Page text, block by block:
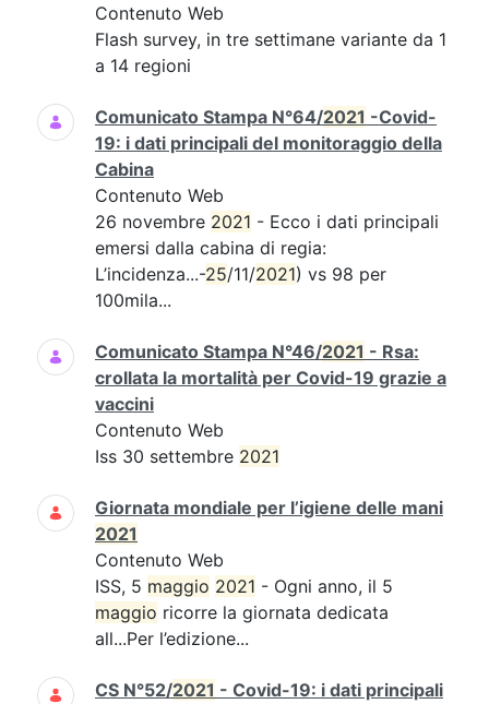
Contenuto Web
Flash survey, in tre settimane variante da 1
a 14 regioni
Comunicato Stampa N°64/2021 -Covid-
19: i dati principali del monitoraggio della
Cabina
Contenuto Web
26 novembre 2021 - Ecco i dati principali
emersi dalla cabina di regia:
L’incidenza...-25/11/2021) vs 98 per
100mila...
Comunicato Stampa N°46/2021 - Rsa:
crollata la mortalità per Covid-19 grazie a
vaccini
Contenuto Web
Iss 30 settembre 2021
Giornata mondiale per l’igiene delle mani
2021
Contenuto Web
ISS, 5 maggio 2021 - Ogni anno, il 5
maggio ricorre la giornata dedicata
all...Per l’edizione...
CS N°52/2021 - Covid-19: i dati principali